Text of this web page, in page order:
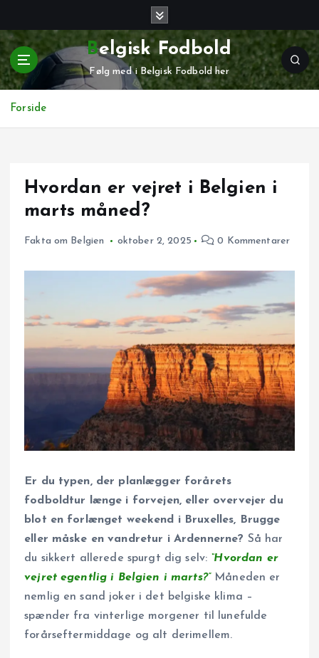
t
i
i
Belgisk Fodbold
Følg med i Belgisk Fodbold her
Forside
Hvordan er vejret i Belgien i
marts måned?
Fakta om Belgien oktober 2, 2025 0 Kommentarer
Er du typen, der planlægger forårets
fodboldtur længe i forvejen, eller overvejer du
blot en forlænget weekend i Bruxelles, Brugge
eller måske en vandretur i Ardennerne? Så har
du sikkert allerede spurgt dig selv: “Hvordan er
vejret egentlig i Belgien i marts?”Måneden er
nemlig en sand joker i det belgiske klima –
spænder fra vinterlige morgener til lunefulde
forårs­eftermiddage og alt derimellem.